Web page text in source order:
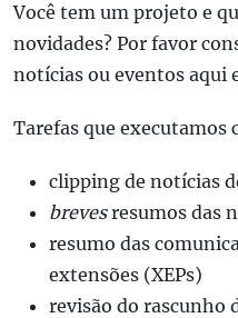
Você tem um projeto e
novidades? Por favor
notícias ou eventos aqui
Tarefas que executamos
clipping de notícias
brevesresumos das
resumo das
extensões (XEPs)
revisão do rascunho